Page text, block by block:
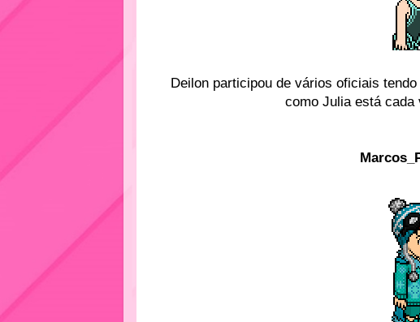
Deilon participou de vários oficiais
como Julia está cada